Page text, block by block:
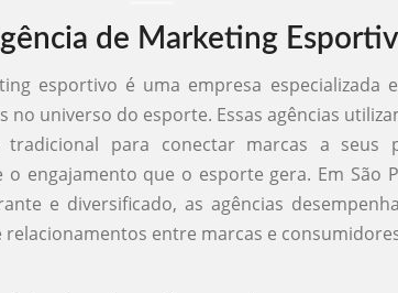
de Marketing
esportivo é uma empresa especializada
no universo do esporte. Essas agências
para conectar marcas a seus
engajamento que o esporte gera. Em São
e diversificado, as agências
entre marcas e